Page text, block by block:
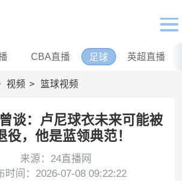
CBA直播 足球 英超直播
视频 篮球视频
谈：卢尼球衣未来可能被
役，他是蓝领典范！
来源：24直播网
时间：2026-07-08 09:22:22